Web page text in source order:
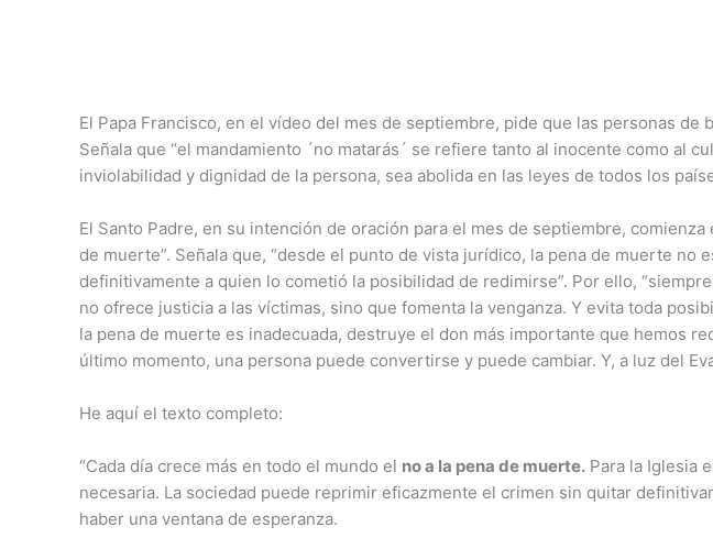
El Papa Francisco, en el vídeo del mes de septiembre, pide que las personas
Señala que “el mandamiento ´no matarás´ se refiere tanto al inocente como al
inviolabilidad y dignidad de la persona, sea abolida en las leyes de todos los
El Santo Padre, en su intención de oración para el mes de septiembre,
de muerte”. Señala que, “desde el punto de vista jurídico, la pena de muerte
definitivamente a quien lo cometió la posibilidad de redimirse”. Por ello,
no ofrece justicia a las víctimas, sino que fomenta la venganza. Y evita toda
la pena de muerte es inadecuada, destruye el don más importante que hemos
último momento, una persona puede convertirse y puede cambiar. Y, a luz del
He aquí el texto completo:
“Cada día crece más en todo el mundo el no a la pena de muerte. Para la Iglesia
necesaria. La sociedad puede reprimir eficazmente el crimen sin quitar
haber una ventana de esperanza.